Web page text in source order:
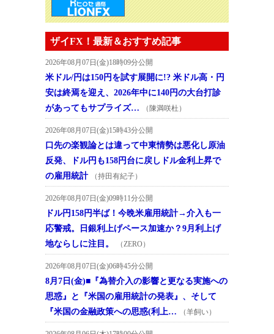
ザイFX！最新＆おすすめ記事
2026年08月07日(金)18時09分公開
米ドル/円は150円を試す展開に!? 米ドル高・円
安は終焉を迎え、2026年中に140円の大台打診
があってもサプライズ…
（陳満咲杜）
2026年08月07日(金)15時43分公開
口先の楽観論とは違って中東情勢は悪化し原油
反発、ドル円も158円台に戻しドル金利上昇で
の雇用統計
（持田有紀子）
2026年08月07日(金)09時11分公開
ドル円158円半ば！今晩米雇用統計→介入も一
応警戒。日銀利上げペース加速か？9月利上げ
地ならしに注目。
（ZERO）
2026年08月07日(金)06時45分公開
8月7日(金)■『為替介入の影響と更なる実施への
思惑』と『米国の雇用統計の発表』、そして
『米国の金融政策への思惑(利上…
（羊飼い）